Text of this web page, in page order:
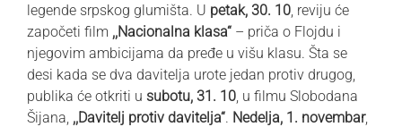
legende srpskog glumišta. U petak, 30. 10 , reviju će
započeti film ,,Nacionalna klasa“ – priča o Flojdu i
njegovim ambicijama da pređe u višu klasu. Šta se
desi kada se dva davitelja urote jedan protiv drugog,
publika će otkriti u subotu, 31. 10 , u filmu Slobodana
Šijana, ,,Davitelj protiv davitelja“. Nedelja, 1. novembar,